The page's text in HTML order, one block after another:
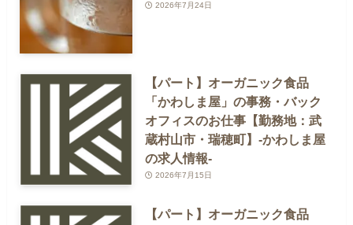
2026年7月24日
【パート】オーガニック食品
「かわしま屋」の事務・バック
オフィスのお仕事【勤務地：武
蔵村山市・瑞穂町】-かわしま屋
の求人情報-
2026年7月15日
【パート】オーガニック食品